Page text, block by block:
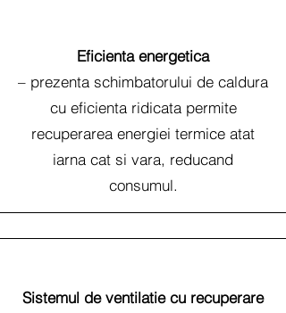
Eficienta energetica
– prezenta schimbatorului de caldura
cu eficienta ridicata permite
recuperarea energiei termice atat
iarna cat si vara, reducand
consumul.
Sistemul de ventilatie cu recuperare